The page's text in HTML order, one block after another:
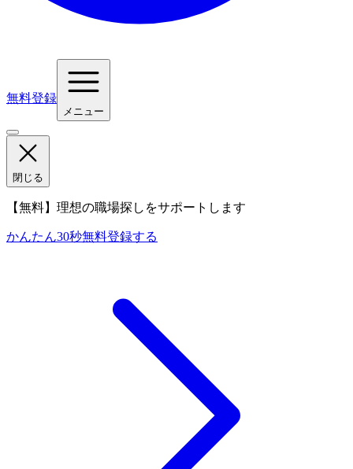
無料登録
メニュー
閉じる
【無料】理想の職場探しをサポートします
かんたん30秒無料登録する